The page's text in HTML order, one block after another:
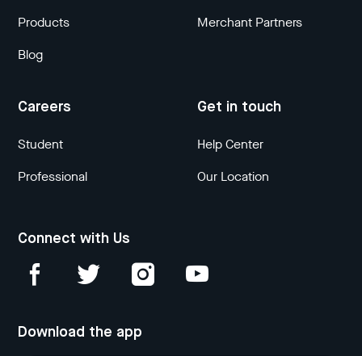
Products
Blog
Merchant Partners
Careers
Student
Professional
Get in touch
Help Center
Our Location
Connect with Us
Download the app